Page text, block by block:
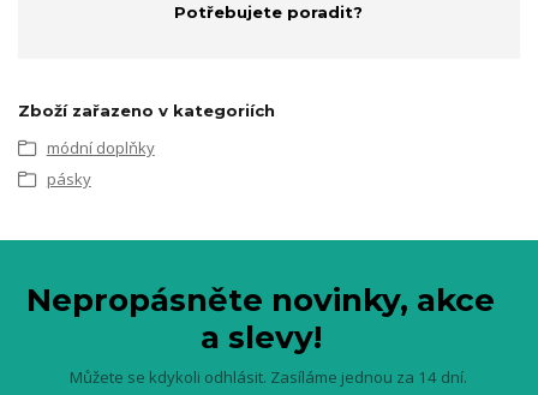
Potřebujete poradit?
Zboží zařazeno v kategoriích
módní doplňky
pásky
Nepropásněte novinky, akce
a slevy!
Můžete se kdykoli odhlásit. Zasíláme jednou za 14 dní.